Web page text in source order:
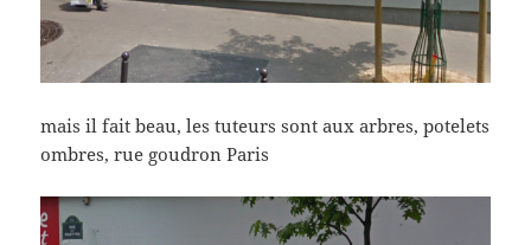
mais il fait beau, les tuteurs sont aux arbres, potelets
ombres, rue goudron Paris